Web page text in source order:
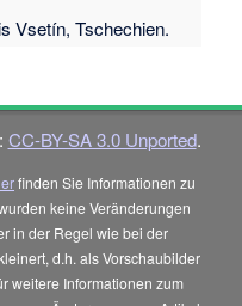
Vsetín, Tschechien.
CC-BY-SA 3.0 Unported.
finden Sie Informationen zu
keine Veränderungen
in der Regel wie bei der
d.h. als Vorschaubilder
weitere Informationen zum